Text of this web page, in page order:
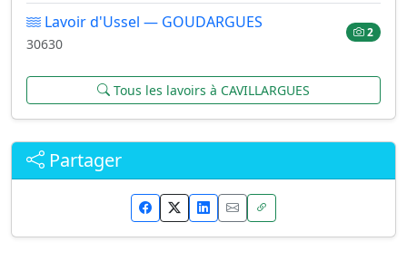
Lavoir d'Ussel — GOUDARGUES
30630
2
Tous les lavoirs à CAVILLARGUES
Partager